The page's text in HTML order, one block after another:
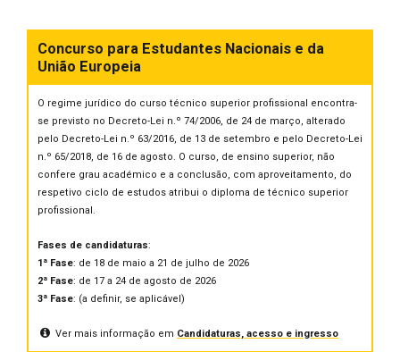
Concurso para Estudantes Nacionais e da
União Europeia
O regime jurídico do curso técnico superior profissional encontra-
se previsto no Decreto-Lei n.º 74/2006, de 24 de março, alterado
pelo Decreto-Lei n.º 63/2016, de 13 de setembro e pelo Decreto-Lei
n.º 65/2018, de 16 de agosto. O curso, de ensino superior, não
confere grau académico e a conclusão, com aproveitamento, do
respetivo ciclo de estudos atribui o diploma de técnico superior
profissional.
Fases de candidaturas:
1ª Fase: de 18 de maio a 21 de julho de 2026
2ª Fase: de 17 a 24 de agosto de 2026
3ª Fase: (a definir, se aplicável)
Ver mais informação em Candidaturas, acesso e ingresso